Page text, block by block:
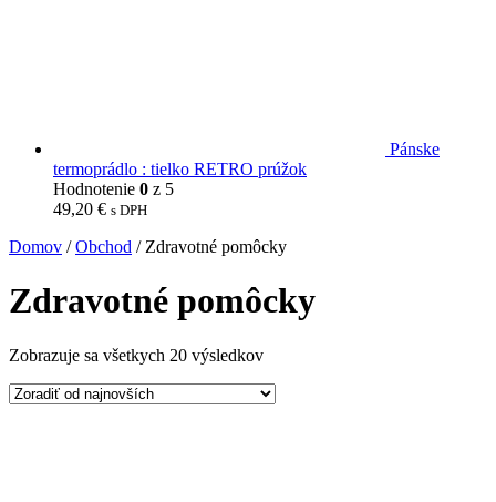
Pánske
termoprádlo : tielko RETRO prúžok
Hodnotenie 0 z 5
49,20 € s DPH
Domov /Obchod / Zdravotné pomôcky
Zdravotné pomôcky
Zobrazuje sa všetkych 20 výsledkov